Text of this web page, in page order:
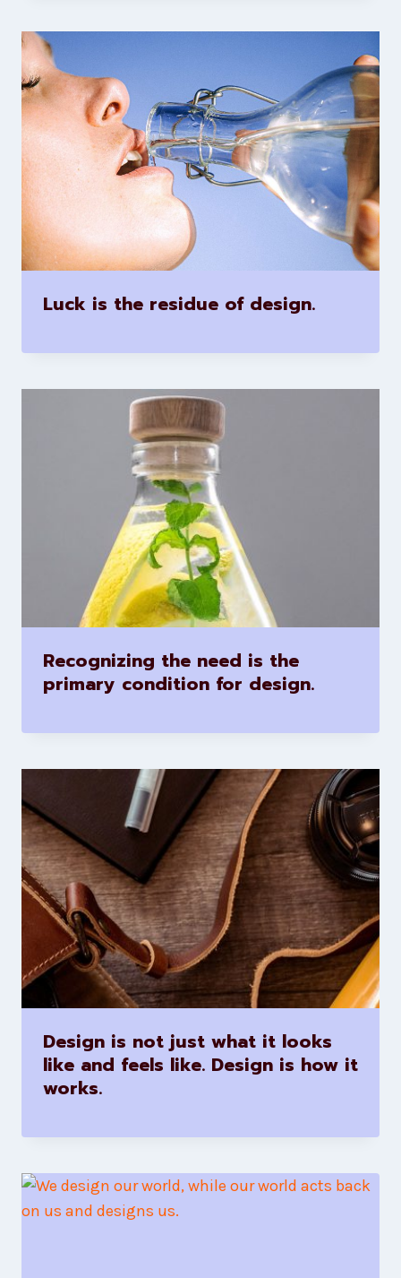
Luck is the residue of design.
Recognizing the need is the
primary condition for design.
Design is not just what it looks
like and feels like. Design is how it
works.